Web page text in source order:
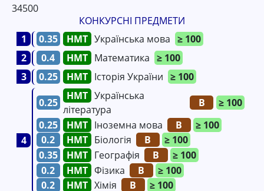
34500
КОНКУРСНІ ПРЕДМЕТИ
1
0.35 Українська мова ≥ 100
2
0.4 Математика ≥ 100
3
0.25 Історія України ≥ 100
4
0.25
Українська
література
B
≥ 100
0.25
Іноземна мова B
≥ 100
0.2
Біологія B
≥ 100
0.35
Географія B
≥ 100
0.2
Фізика B
≥ 100
0.2
Хімія B
≥ 100